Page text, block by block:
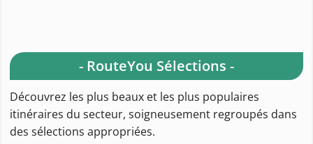
- RouteYou Sélections -
Découvrez les plus beaux et les plus populaires
itinéraires du secteur, soigneusement regroupés dans
des sélections appropriées.